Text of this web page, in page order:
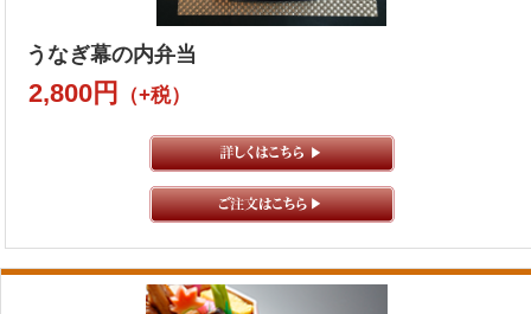
うなぎ幕の内弁当
2,800円 （+税）